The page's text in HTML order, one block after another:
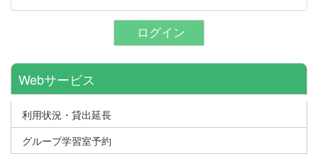
ログイン
Webサービス
利用状況・貸出延長
グループ学習室予約